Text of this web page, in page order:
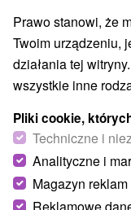
Ogrody
Muzea i galerie(3)
Banská Štiavnica
Prawo stanowi, że
Twoim urządzeniu,
działania tej
wszystkie inne
Pliki cookie,
Techniczne i
Analityczne i
Magazyn reklam